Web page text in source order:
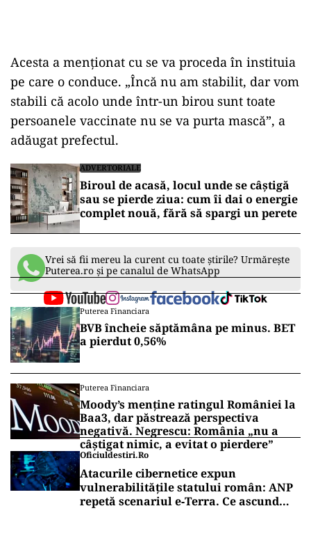
Acesta a menţionat cu se va proceda în instituia
pe care o conduce. „Încă nu am stabilit, dar vom
stabili că acolo unde într-un birou sunt toate
persoanele vaccinate nu se va purta mască”, a
adăugat prefectul.
ADVERTORIALE
Biroul de acasă, locul unde se câștigă
sau se pierde ziua: cum îi dai o energie
complet nouă, fără să spargi un perete
Vrei să fii mereu la curent cu toate știrile? Urmărește
Puterea.ro și pe canalul de WhatsApp
Puterea Financiara
BVB încheie săptămâna pe minus. BET
a pierdut 0,56%
Puterea Financiara
Moody’s menține ratingul României la
Baa3, dar păstrează perspectiva
negativă. Negrescu: România „nu a
câștigat nimic, a evitat o pierdere”
Oficiuldestiri.ro
Atacurile cibernetice expun
vulnerabilitățile statului român: ANP
repetă scenariul e‑Terra. Ce ascund